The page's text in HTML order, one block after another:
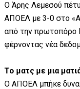
Ο Άρης Λεμεσού
ΑΠΟΕΛ με 3-0 στο
από την πρωτοπόρο
φέρνοντας νέα
Το ματς με μια
Ο ΑΠΟΕΛ μπήκε